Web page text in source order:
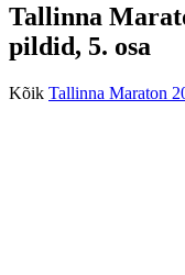
Tallinna
pildid, 5. osa
Kõik Tallinna Maraton